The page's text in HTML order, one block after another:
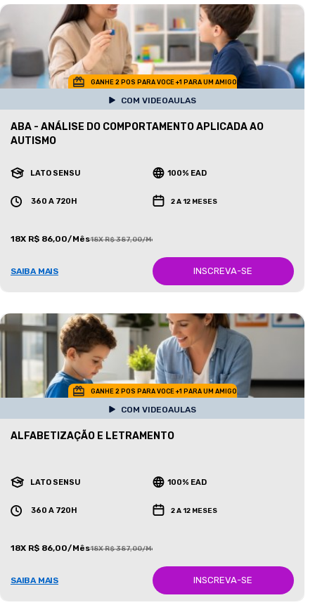
GANHE 2 POS PARA VOCE +1 PARA UM AMIGO
COM VIDEOAULAS
ABA - ANÁLISE DO COMPORTAMENTO APLICADA AO
AUTISMO
LATO SENSU 100% EAD
360 A 720H 2 A 12 MESES
18X R$ 86,00/Mês18X R$ 387,00/Mês
SAIBA MAIS INSCREVA-SE
GANHE 2 POS PARA VOCE +1 PARA UM AMIGO
COM VIDEOAULAS
ALFABETIZAÇÃO E LETRAMENTO
LATO SENSU 100% EAD
360 A 720H 2 A 12 MESES
18X R$ 86,00/Mês18X R$ 387,00/Mês
SAIBA MAIS INSCREVA-SE